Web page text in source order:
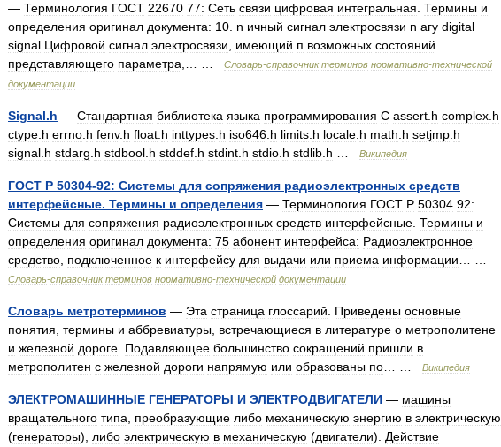
— Терминология ГОСТ 22670 77: Сеть связи цифровая интегральная Термины и
определения оригинал документа: 10 n ичный сигнал электросвязи n агу digital
signal Цифровой сигнал электросвязи имеющий п возможных состояний
представляющего параметра Словарь-справочник терминов нормативно-технической
документации
Signal.h — Стандартная библиотека языка программирования С assert h complex h
ctype h errno h fenv. h float h inttypes h iso646 h limits h locale h math h setjmp h
signal h stdarg h stdbool h stddef h stdint h stdio h stdlib h Википедия
ГОСТ Р 50304-92: Системы для сопряжения радиоэлектронных средств
интерфейсные. Термины и определения — Терминология ГОСТ Р 50304 92:
Системы для сопряжения радиоэлектронных средств интерфейсные Термины и
определения оригинал документа: 75 абонент интерфейса: Радиоэлектронное
средство подключенное к интерфейсу для выдачи или приема информации
Словарь-справочник терминов нормативно-технической документации
Словарь метротерминов — Эта страница глоссарий Приведены основные
понятия термины и аббревиатуры встречающиеся в литературе о метрополитене
и железной дороге Подавляющее большинство сокращений пришли в
метрополитен с железной дороги напрямую или образованы по Википедия
ЭЛЕКТРОМАШИННЫЕ ГЕНЕРАТОРЫ И ЭЛЕКТРОДВИГАТЕЛИ — машины
вращательного типа преобразующие либо механическую энергию в электрическую
(генераторы), либо электрическую в механическую (двигатели). Действие